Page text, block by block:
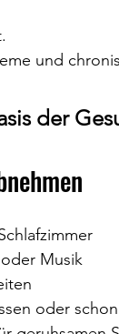
und
der
Musik
oder